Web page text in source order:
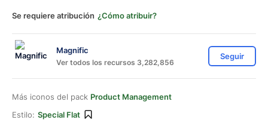
Se requiere atribución ¿Cómo atribuir?
Magnific
Ver todos los recursos 3,282,856
Seguir
Más iconos del pack Product Management
Estilo: Special Flat